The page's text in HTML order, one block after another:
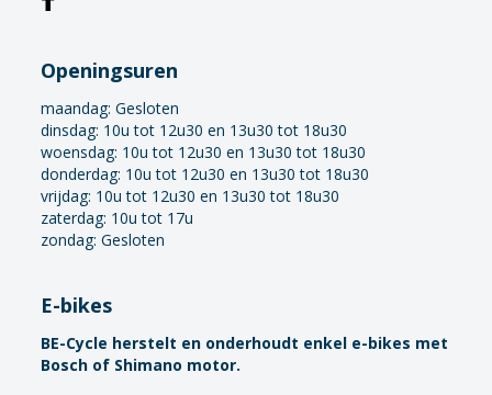
Openingsuren
maandag:Gesloten
dinsdag: 10u tot 12u30 en 13u30 tot 18u30
woensdag: 10u tot 12u30 en 13u30 tot 18u30
donderdag: 10u tot 12u30 en 13u30 tot 18u30
vrijdag: 10u tot 12u30 en 13u30 tot 18u30
zaterdag: 10u tot 17u
zondag: Gesloten
E-bikes
BE-Cycle herstelt en onderhoudt enkel e-bikes met
Bosch of Shimano motor.